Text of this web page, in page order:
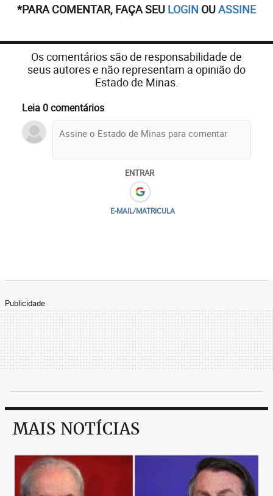
*PARA COMENTAR, FAÇA SEU LOGIN OUASSINE
Os comentários são de responsabilidade de
seus autores e não representam a opinião do
Estado de Minas.
Leia 0 comentários
ENTRAR
E-MAIL/MATRICULA
Publicidade
MAIS NOTÍCIAS